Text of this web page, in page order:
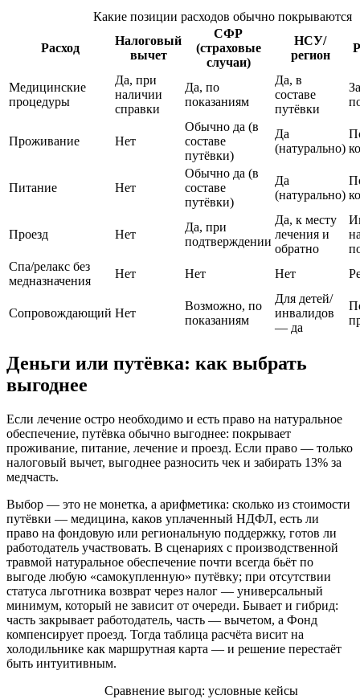
Какие позиции расходов обычно покрываются
Расход
Налоговый
вычет
СФР
(страховые
случаи)
НСУ/
регион
Медицинские
процедуры
Да, при
наличии
справки
Да, по
показаниям
Да, в
составе
путёвки
Проживание Нет
Обычно да (в
составе
путёвки)
Да
(натурально)
Питание Нет
Обычно да (в
составе
путёвки)
Да
(натурально)
Проезд Нет
Да, при
подтверждении
Да, к месту
лечения и
обратно
Спа/релакс без
медназначения
Нет Нет Нет
Сопровождающий Нет
Возможно, по
показаниям
Для детей/
инвалидов
— да
Деньги или путёвка: как выбрать
выгоднее
Если лечение остро необходимо и есть право на натуральное
обеспечение, путёвка обычно выгоднее: покрывает
проживание, питание, лечение и проезд. Если право — только
налоговый вычет, выгоднее разносить чек и забирать 13% за
медчасть.
Выбор — это не монетка, а арифметика: сколько из стоимости
путёвки — медицина, каков уплаченный НДФЛ, есть ли
право на фондовую или региональную поддержку, готов ли
работодатель участвовать. В сценариях с производственной
травмой натуральное обеспечение почти всегда бьёт по
выгоде любую «самокупленную» путёвку; при отсутствии
статуса льготника возврат через налог — универсальный
минимум, который не зависит от очереди. Бывает и гибрид:
часть закрывает работодатель, часть — вычетом, а Фонд
компенсирует проезд. Тогда таблица расчёта висит на
холодильнике как маршрутная карта — и решение перестаёт
быть интуитивным.
Сравнение выгод: условные кейсы